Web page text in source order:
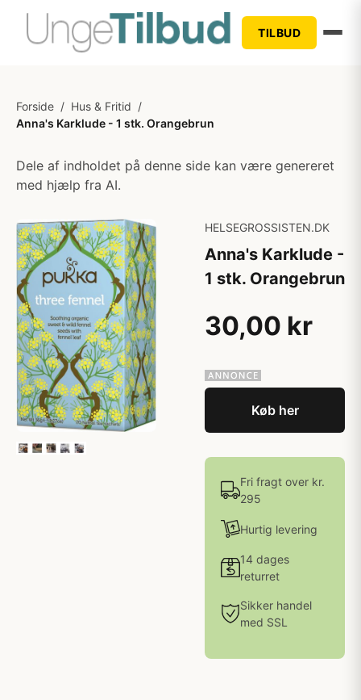
TILBUD
Forside / Hus & Fritid /
Anna's Karklude - 1 stk. Orangebrun
Dele af indholdet på denne side kan være genereret
med hjælp fra AI.
HELSEGROSSISTEN.DK
Anna's Karklude -
1 stk. Orangebrun
30,00 kr
Køb her
Fri fragt over kr.
295
Hurtig levering
14 dages
returret
Sikker handel
med SSL